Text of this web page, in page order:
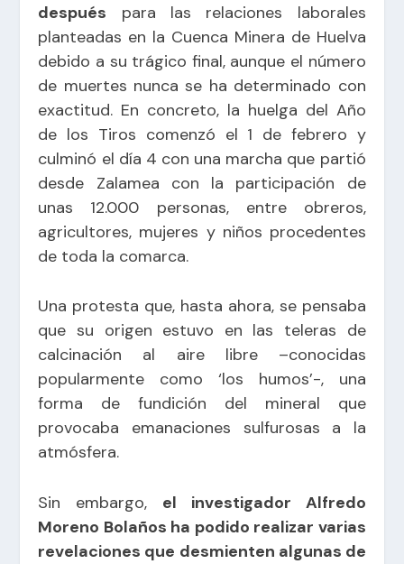
después para las relaciones laborales
planteadas en la Cuenca Minera de Huelva
debido a su trágico final, aunque el número
de muertes nunca se ha determinado con
exactitud. En concreto, la huelga del Año
de los Tiros comenzó el 1 de febrero y
culminó el día 4 con una marcha que partió
desde Zalamea con la participación de
unas 12.000 personas, entre obreros,
agricultores, mujeres y niños procedentes
de toda la comarca.
Una protesta que, hasta ahora, se pensaba
que su origen estuvo en las teleras de
calcinación al aire libre –conocidas
popularmente como ‘los humos’-, una
forma de fundición del mineral que
provocaba emanaciones sulfurosas a la
atmósfera.
Sin embargo, el investigador Alfredo
Moreno Bolaños ha podido realizar varias
revelaciones que desmienten algunas de